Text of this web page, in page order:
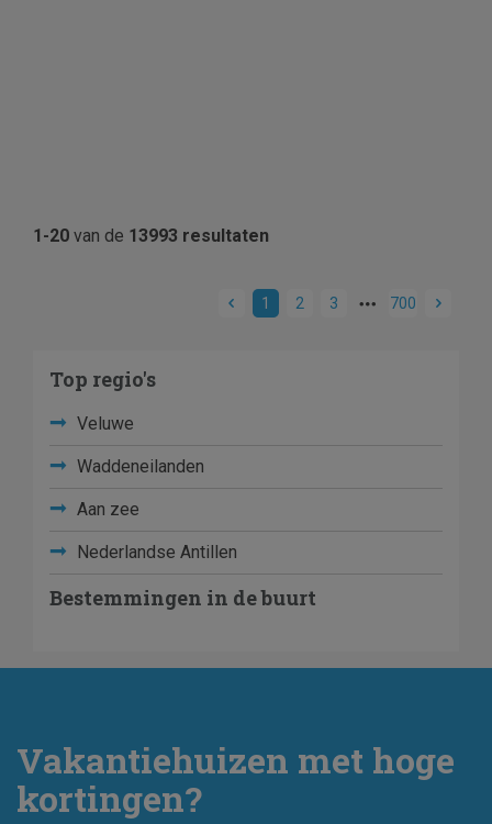
1-20 van de 13993 resultaten
1 2 3 700
Top regio's
Veluwe
Waddeneilanden
Aan zee
Nederlandse Antillen
Bestemmingen in de buurt
Vakantiehuizen met hoge
kortingen?